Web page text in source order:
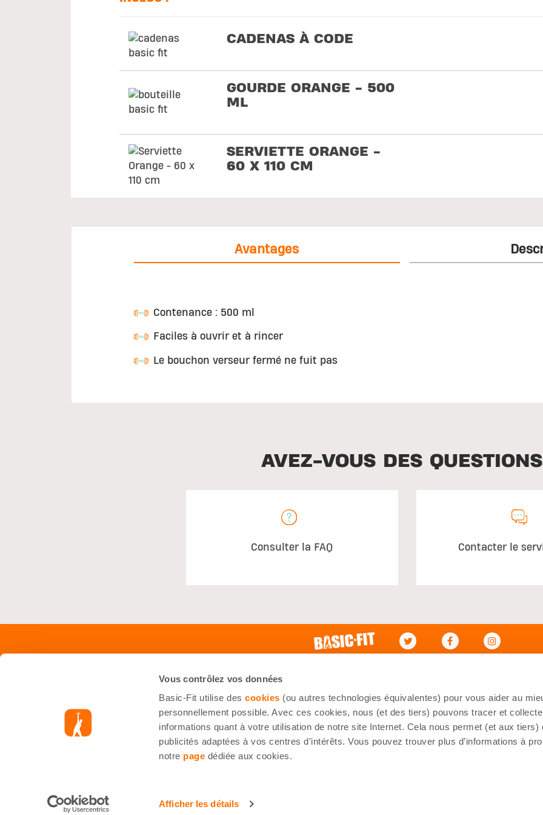
Vous contrôlez vos données
Basic-Fit utilise descookies (ou autres technologies équivalentes) pour vous aider au
personnellement possible. Avec ces cookies, nous (et des tiers) pouvons tracer et
informations quant à votre utilisation de notre site Internet. Cela nous permet (et aux tiers)
publicités adaptées à vos centres d’intérêts. Vous pouvez trouver plus d’informations à
notre page dédiée aux cookies.
Afficher les détails
CADENAS À CODE
GOURDE ORANGE - 500
ML
SERVIETTE ORANGE -
60 X 110 CM
Avantages
Contenance : 500 ml
Faciles à ouvrir et à rincer
Le bouchon verseur fermé ne fuit pas
AVEZ-VOUS DES
Consulter la FAQ Contacter le
Starter Kit
Accessoires
Nous Joindre
Informations de livraison
Mes commandes
S'inscrire
© Basic-Fit Droit de rétractation